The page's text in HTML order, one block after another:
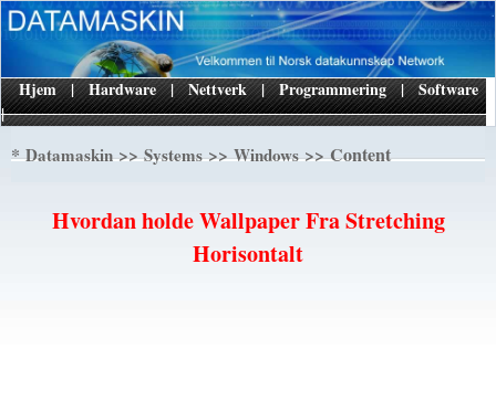
|
Hjem | Hardware | Nettverk | Programmering | Software
*Datamaskin>>Systems>>Windows>> Content
Hvordan holde Wallpaper Fra Stretching
Horisontalt